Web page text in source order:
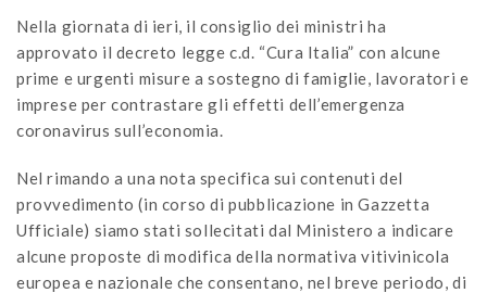
Nella giornata di ieri, il consiglio dei ministri ha
approvato il decreto legge c.d. “Cura Italia” con alcune
prime e urgenti misure a sostegno di famiglie, lavoratori e
imprese per contrastare gli effetti dell’emergenza
coronavirus sull’economia.
Nel rimando a una nota specifica sui contenuti del
provvedimento (in corso di pubblicazione in Gazzetta
Ufficiale) siamo stati sollecitati dal Ministero a indicare
alcune proposte di modifica della normativa vitivinicola
europea e nazionale che consentano, nel breve periodo, di